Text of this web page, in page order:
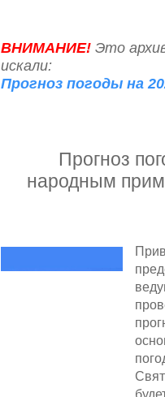
ВНИМАНИЕ! Это
искали:
Прогноз погоды на
Прогноз
народным